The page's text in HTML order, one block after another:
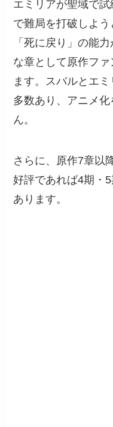
エミリアが聖域で
で難局を打破しよう
「死に戻り」の能
な章として原作フ
ます。スバルとエ
多数あり、アニメ
ん。
さらに、原作7章以
好評であれば4期・
あります。